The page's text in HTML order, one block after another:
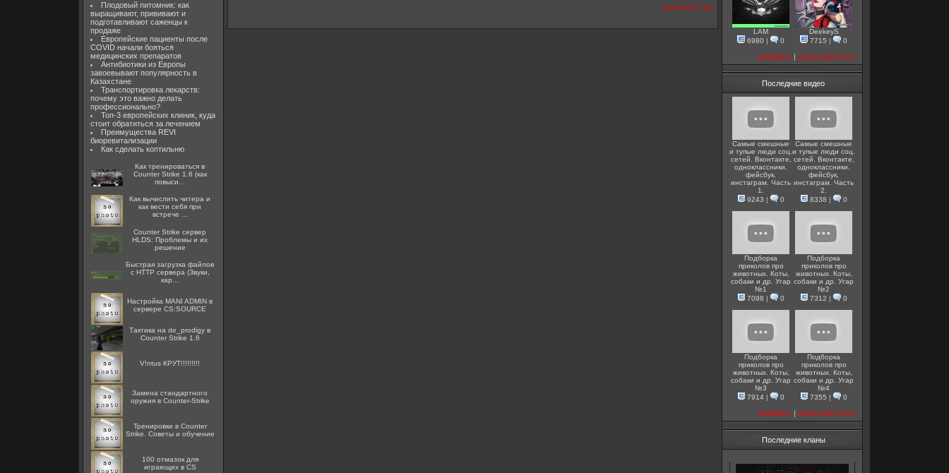
Плодовый питомник: как
выращивают, прививают и
подготавливают саженцы к
продаже
Европейские пациенты после
COVID начали бояться
медицинских препаратов
Антибиотики из Европы
завоевывают популярность в
Казахстане
Транспортировка лекарств:
почему это важно делать
профессионально?
Топ-3 европейских клиник, куда
стоит обратиться за лечением
Преимущества REVI
биоревитализации
Как сделать коптильню
Как тренироваться в
Counter Strike 1.6 (как
повыси...
Как вычислить читера и
как вести себя при
встрече ...
Counter Strike сервер
HLDS: Проблемы и их
решение
Быстрая загрузка файлов
с HTTP сервера (Звуки,
кар...
Настройка MANI ADMIN в
сервере CS:SOURCE
Тактика на de_prodigy в
Counter Strike 1.6
V!ntus КРУТ!!!!!!!!!
Замена стандартного
оружия в Counter-Strike
Тренировки в Counter
Strike. Советы и обучение
100 отмазок для
играющих в CS
посмотреть все
LAM
6980 | 0
DeekeyS
7715 | 0
добавить | посмотреть все
Последние видео
Самые смешные
и тупые люди соц.
сетей. Вконтакте,
одноклассники,
фейсбук,
инстаграм. Часть
1.
9243 | 0
Самые смешные
и тупые люди соц.
сетей. Вконтакте,
одноклассники,
фейсбук,
инстаграм. Часть
2.
8338 | 0
Подборка
приколов про
животных. Коты,
собаки и др. Угар
№1
7098 | 0
Подборка
приколов про
животных. Коты,
собаки и др. Угар
№2
7312 | 0
Подборка
приколов про
животных. Коты,
собаки и др. Угар
№3
7914| 0
Подборка
приколов про
животных. Коты,
собаки и др. Угар
№4
7355 | 0
добавить | посмотреть все
Последние кланы